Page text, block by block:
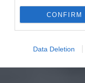
CONFIRM
Data Deletion